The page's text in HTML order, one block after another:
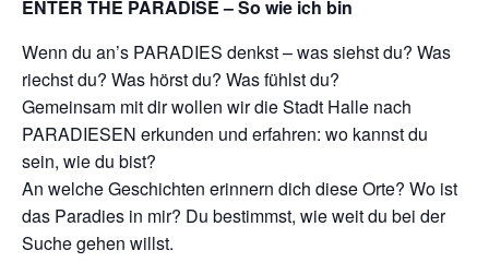
ENTER THE PARADISE – So wie ich bin
Wenn du an’s PARADIES denkst – was siehst du? Was
riechst du? Was hörst du? Was fühlst du?
Gemeinsam mit dir wollen wir die Stadt Halle nach
PARADIESEN erkunden und erfahren: wo kannst du
sein, wie du bist?
An welche Geschichten erinnern dich diese Orte? Wo ist
das Paradies in mir? Du bestimmst, wie weit du bei der
Suche gehen willst.